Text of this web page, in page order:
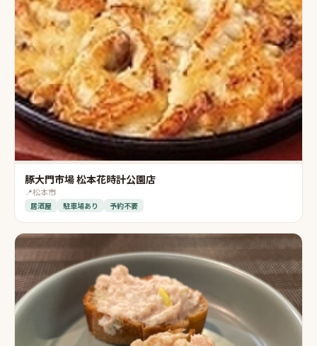
豚大門市場 松本花時計公園店
📍松本市
居酒屋 駐車場あり 予約不要